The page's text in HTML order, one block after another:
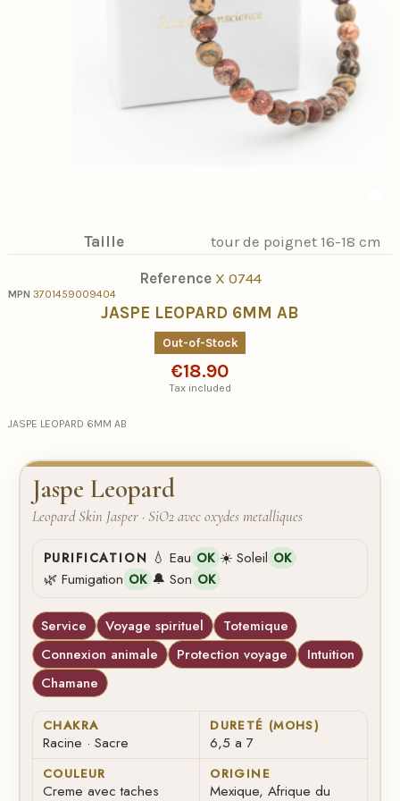
Taille tour de poignet 16-18 cm
Reference X 0744
MPN 3701459009404
JASPE LEOPARD 6MM AB
Out-of-Stock
€18.90
Tax included
JASPE LEOPARD 6MM AB
Jaspe Leopard
Leopard Skin Jasper · SiO2 avec oxydes metalliques
PURIFICATION 💧 Eau OK ☀️ Soleil OK
🌿 Fumigation OK 🔔 Son OK
Service Voyage spirituel
Totemique
Connexion animale
Protection voyage
Intuition
Chamane
CHAKRA
Racine · Sacre
DURETÉ (MOHS)
6,5 a 7
COULEUR
Creme avec taches
ORIGINE
Mexique, Afrique du